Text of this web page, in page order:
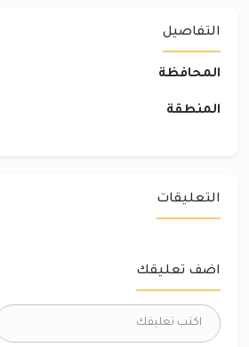
التفاصيل
المحافظة
المنطقة
التعليقات
اضف تعليقك